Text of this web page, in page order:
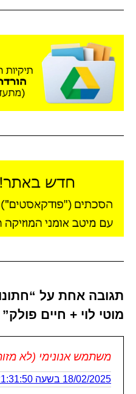
תגובה אחת על
מוטי לוי + חיים פולק”
משתמש אנונימי (לא
18/02/2025 בשעה 21:31:50